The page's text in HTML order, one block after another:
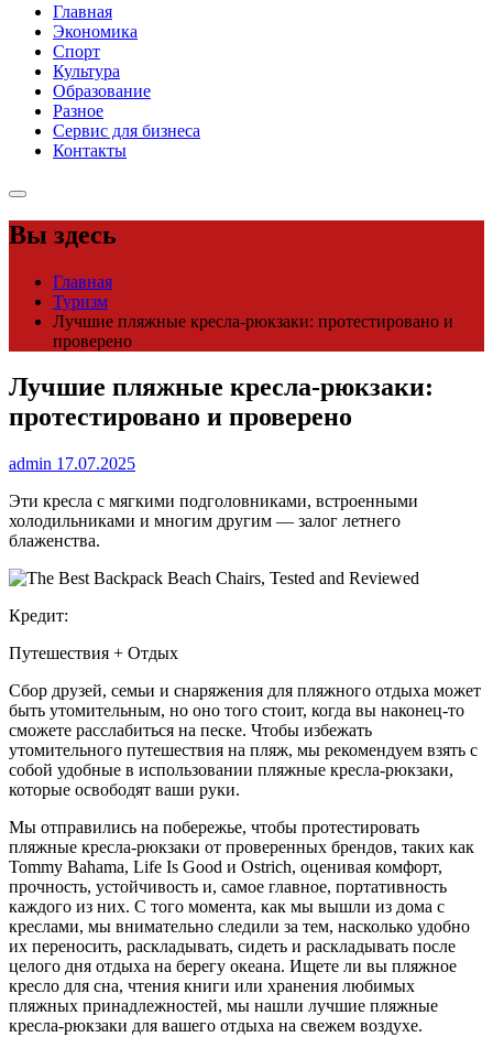
Главная
Экономика
Спорт
Культура
Образование
Разное
Сервис для бизнеса
Контакты
Вы здесь
Главная
Туризм
Лучшие пляжные кресла-рюкзаки: протестировано и
проверено
Лучшие пляжные кресла-рюкзаки:
протестировано и проверено
admin 17.07.2025
Эти кресла с мягкими подголовниками, встроенными
холодильниками и многим другим — залог летнего
блаженства.
Кредит:
Путешествия + Отдых
Сбор друзей, семьи и снаряжения для пляжного отдыха может
быть утомительным, но оно того стоит, когда вы наконец-то
сможете расслабиться на песке. Чтобы избежать
утомительного путешествия на пляж, мы рекомендуем взять с
собой удобные в использовании пляжные кресла-рюкзаки,
которые освободят ваши руки.
Мы отправились на побережье, чтобы протестировать
пляжные кресла-рюкзаки от проверенных брендов, таких как
Tommy Bahama, Life Is Good и Ostrich, оценивая комфорт,
прочность, устойчивость и, самое главное, портативность
каждого из них. С того момента, как мы вышли из дома с
креслами, мы внимательно следили за тем, насколько удобно
их переносить, раскладывать, сидеть и раскладывать после
целого дня отдыха на берегу океана. Ищете ли вы пляжное
кресло для сна, чтения книги или хранения любимых
пляжных принадлежностей, мы нашли лучшие пляжные
кресла-рюкзаки для вашего отдыха на свежем воздухе.